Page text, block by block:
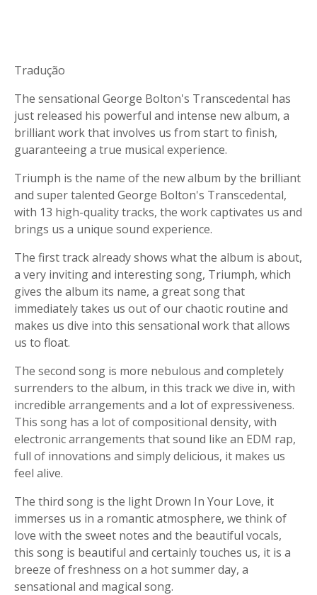
Tradução
The sensational George Bolton's Transcedental has
just released his powerful and intense new album, a
brilliant work that involves us from start to finish,
guaranteeing a true musical experience.
Triumph is the name of the new album by the brilliant
and super talented George Bolton's Transcedental,
with 13 high-quality tracks, the work captivates us and
brings us a unique sound experience.
The first track already shows what the album is about,
a very inviting and interesting song, Triumph, which
gives the album its name, a great song that
immediately takes us out of our chaotic routine and
makes us dive into this sensational work that allows
us to float.
The second song is more nebulous and completely
surrenders to the album, in this track we dive in, with
incredible arrangements and a lot of expressiveness.
This song has a lot of compositional density, with
electronic arrangements that sound like an EDM rap,
full of innovations and simply delicious, it makes us
feel alive.
The third song is the light Drown In Your Love, it
immerses us in a romantic atmosphere, we think of
love with the sweet notes and the beautiful vocals,
this song is beautiful and certainly touches us, it is a
breeze of freshness on a hot summer day, a
sensational and magical song.